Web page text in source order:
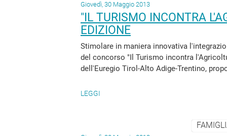
Giovedì, 30 Maggio 2013
"IL TURISMO INCONTRA
EDIZIONE
Stimolare in maniera innovativa
del concorso "Il Turismo incontra
dell'Euregio Tirol-Alto Adige-Trentino,
LEGGI